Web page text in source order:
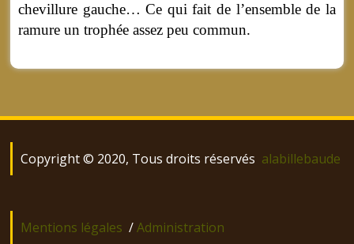
chevillure gauche… Ce qui fait de l’ensemble de la
ramure un trophée assez peu commun.
Copyright © 2020, Tous droits réservés alabillebaude
Mentions légales /Administration